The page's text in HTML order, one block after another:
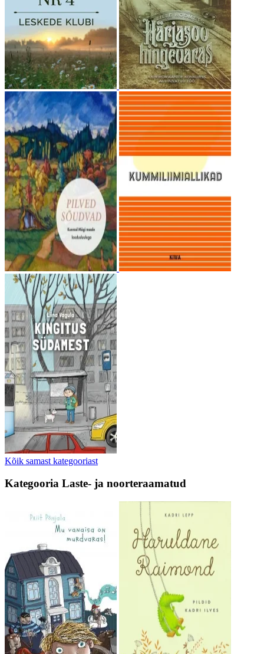
Kõik samast kategooriast
Kategooria Laste- ja noorteraamatud